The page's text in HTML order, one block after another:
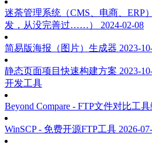
迷荼管理系统（CMS、电商、ERP
发，从没完善过……）
2024-02-08
简易版海报（图片）生成器 2023-
静态页面项目快速构建方案 2023-
开发工具
Beyond Compare - FTP文件对比工
WinSCP - 免费开源FTP工具 2026-